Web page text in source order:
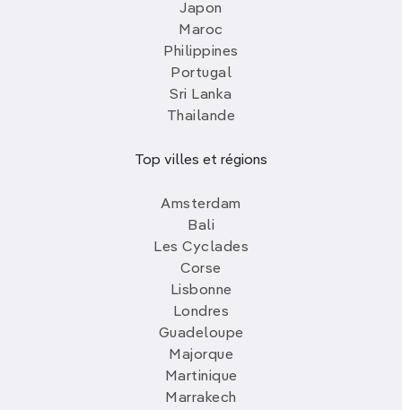
Japon
Maroc
Philippines
Portugal
Sri Lanka
Thailande
Top villes et régions
Amsterdam
Bali
Les Cyclades
Corse
Lisbonne
Londres
Guadeloupe
Majorque
Martinique
Marrakech